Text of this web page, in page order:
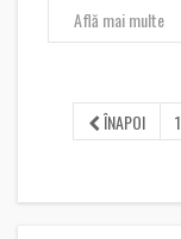
Află mai multe
ÎNAPOI 1